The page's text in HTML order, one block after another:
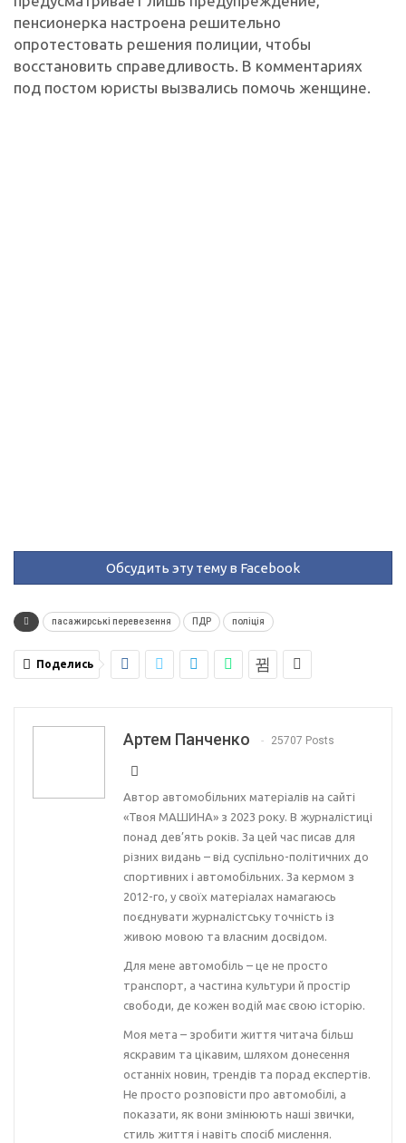
пенсионерка настроена решительно
опротестовать решения полиции, чтобы
восстановить справедливость. В комментариях
под постом юристы вызвались помочь женщине.
Обсудить эту тему в Facebook
пасажирські перевезення ПДР поліція
Поделись
Артем Панченко 25707 Posts
Автор автомобільних матеріалів на сайті
«Твоя МАШИНА» з 2023 року. В журналістиці
понад дев’ять років. За цей час писав для
різних видань – від суспільно-політичних до
спортивних і автомобільних. За кермом з
2012-го, у своїх матеріалах намагаюсь
поєднувати журналістську точність із
живою мовою та власним досвідом.
Для мене автомобіль – це не просто
транспорт, а частина культури й простір
свободи, де кожен водій має свою історію.
Моя мета – зробити життя читача більш
яскравим та цікавим, шляхом донесення
останніх новин, трендів та порад експертів.
Не просто розповісти про автомобілі, а
показати, як вони змінюють наші звички,
стиль життя і навіть спосіб мислення.